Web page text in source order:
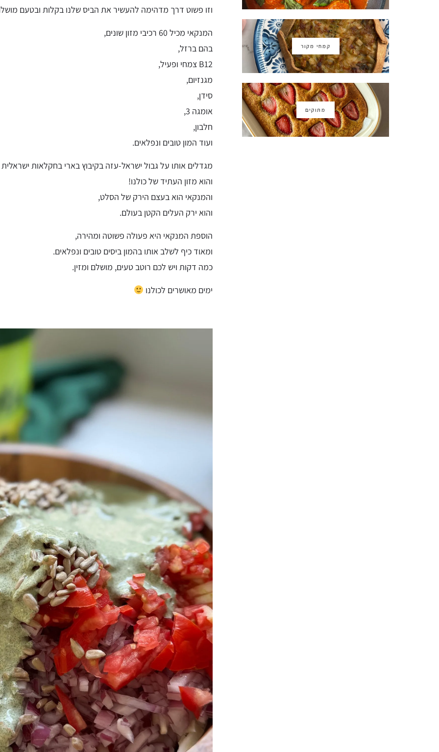
וזו פשוט דרך מדהימה להעשיר את הביס שלנו בקלות ובטעם
המנקאי מכיל 60 רכיבי מזון שונים,
בהם ברזל,
B12 צמחי ופעיל,
מגנזיום,
סידן,
אומגה 3,
חלבון,
ועוד המון טובים ונפלאים.
מגדלים אותו על גבול ישראל-עזה בקיבוץ בארי בחקלאות
והוא מזון העתיד של כולנו!
והמנקאי הוא בעצם הירק של הסלט,
והוא ירק העלים הקטן בעולם.
הוספת המנקאי היא פעולה פשוטה ומהירה,
ומאוד כיף לשלב אותו בהמון ביסים טובים ונפלאים.
כמה דקות ויש לכם רוטב טעים, מושלם ומזין.
ימים מאושרים לכולנו
קמחי מקור
מתוקים